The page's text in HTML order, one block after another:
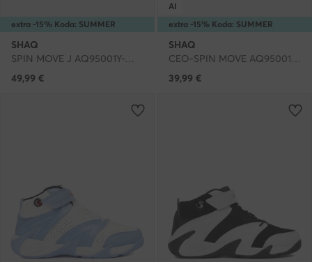
extra -15% Koda: SUMMER
SHAQ
SPIN MOVE J AQ95001Y-W · Čevlji za košarko
49,99 €
extra -15% Koda: SUMMER
AI
SHAQ
CEO-SPIN MOVE AQ95001Y-WZ · Čevlji za košarko
39,99 €